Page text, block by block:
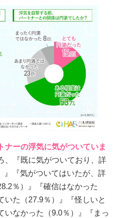
ナーの浮気に気がついていま
、『既に気がついており、詳
』『気がついてはいたが、詳
％）』『確信はなかった
いた（27.9％）』『怪しいと
いなかった（9.0％）』『まっ